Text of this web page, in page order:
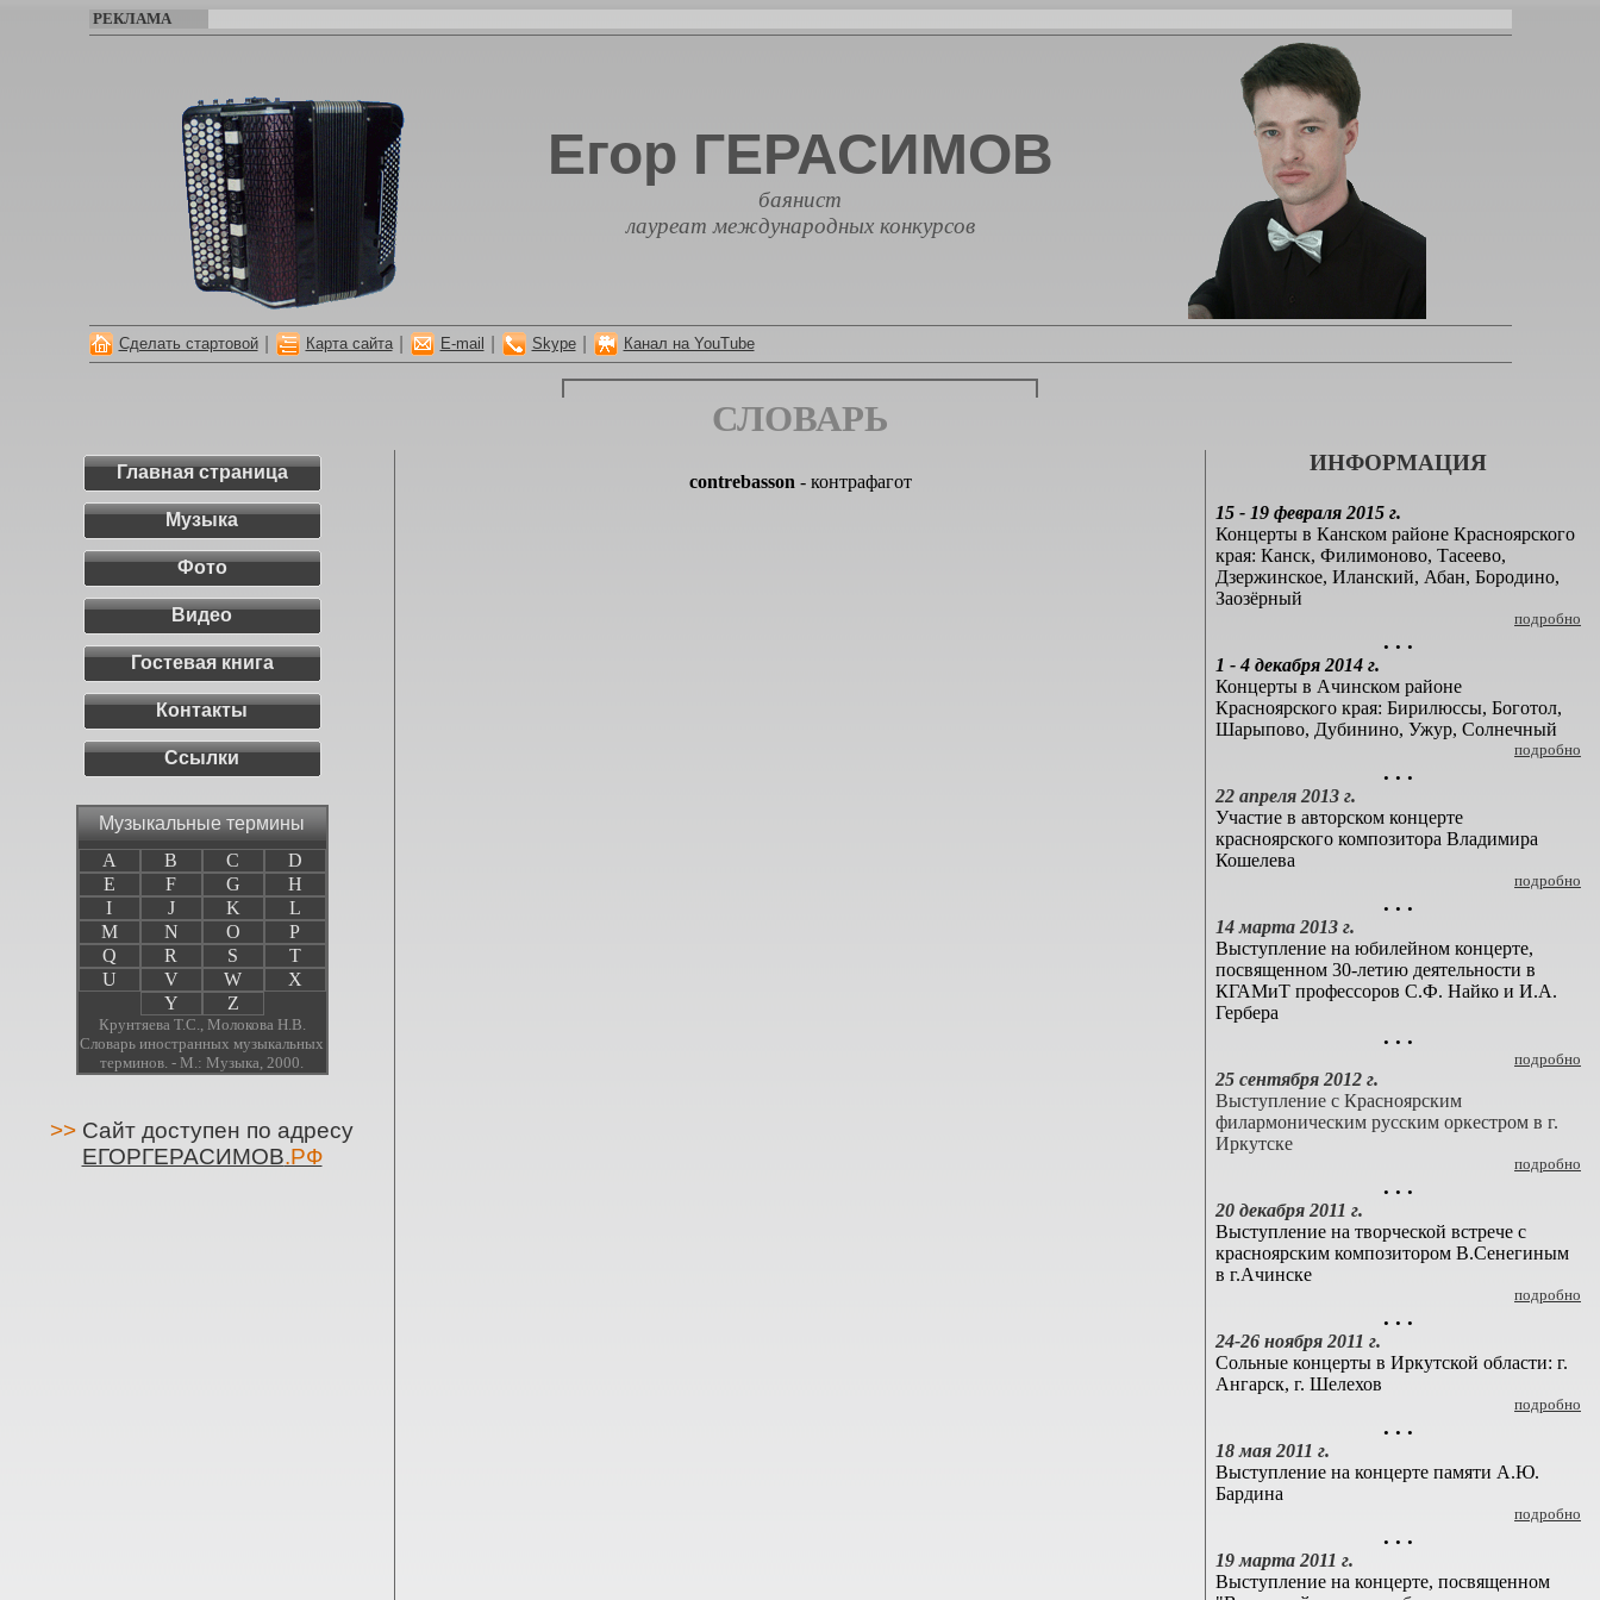
РЕКЛАМА
Егор ГЕРАСИМОВ
баянист
лауреат международных конкурсов
Сделать стартовой Карта сайта E-mail Skype Канал на YouTube
СЛОВАРЬ
Главная страница
Музыка
Фото
Видео
Гостевая книга
Контакты
Ссылки
Музыкальные термины
A
B C
D
E
F G
H
I
J K
L
M
N O
P
Q
R S
T
U
V W
X
Y
Z
Крунтяева Т.С., Молокова Н.В.
Словарь иностранных музыкальных
терминов. - М.: Музыка, 2000.
>> Сайт доступен по адресу
ЕГОРГЕРАСИМОВ.РФ
contrebasson - контрафагот
ИНФОРМАЦИЯ
15 - 19 февраля 2015 г.
Концерты в Канском районе Красноярского
края: Канск, Филимоново, Тасеево,
Дзержинское, Иланский, Абан, Бородино,
Заозёрный
подробно
. . .
1 - 4 декабря 2014 г.
Концерты в Ачинском районе
Красноярского края: Бирилюссы, Боготол,
Шарыпово, Дубинино, Ужур, Солнечный
подробно
. . .
22 апреля 2013 г.
Участие в авторском концерте
красноярского композитора Владимира
Кошелева
подробно
. . .
14 марта 2013 г.
Выступление на юбилейном концерте,
посвященном 30-летию деятельности в
КГАМиТ профессоров С.Ф. Найко и И.А.
Гербера
. . .
подробно
25 сентября 2012 г.
Выступление с Красноярским
филармоническим русским оркестром в г.
Иркутске
подробно
. . .
20 декабря 2011 г.
Выступление на творческой встрече с
красноярским композитором В.Сенегиным
в г.Ачинске
подробно
. . .
24-26 ноября 2011 г.
Сольные концерты в Иркутской области: г.
Ангарск, г. Шелехов
подробно
. . .
18 мая 2011 г.
Выступление на концерте памяти А.Ю.
Бардина
подробно
. . .
19 марта 2011 г.
Выступление на концерте, посвященном